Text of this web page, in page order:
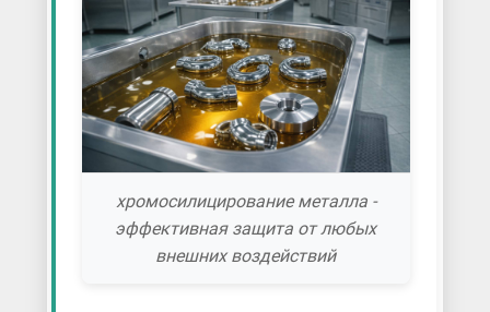
хромосилицирование металла -
эффективная защита от любых
внешних воздействий